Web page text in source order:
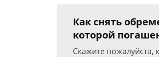
Как снять
которой
Скажите пожалуйста,